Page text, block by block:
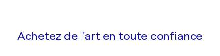
Achetez de l'art en toute confiance